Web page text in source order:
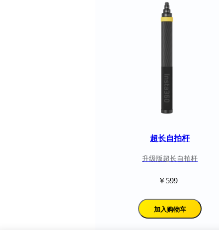
超长自拍杆
升级版超长自拍杆
￥599
加入购物车